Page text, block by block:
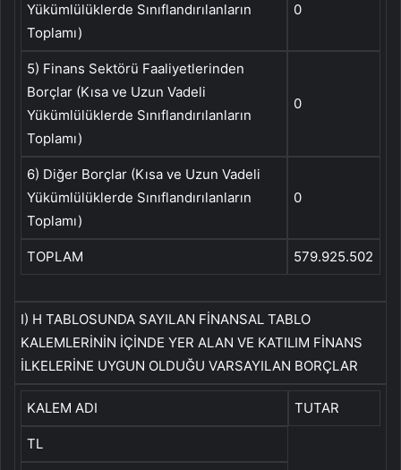
Yükümlülüklerde Sınıflandırılanların
Toplamı)
0
5) Finans Sektörü Faaliyetlerinden
Borçlar (Kısa ve Uzun Vadeli
Yükümlülüklerde Sınıflandırılanların
Toplamı)
0
6) Diğer Borçlar (Kısa ve Uzun Vadeli
Yükümlülüklerde Sınıflandırılanların
Toplamı)
0
TOPLAM 579.925.502
I) H TABLOSUNDA SAYILAN FİNANSAL TABLO
KALEMLERİNİN İÇİNDE YER ALAN VE KATILIM FİNANS
İLKELERİNE UYGUN OLDUĞU VARSAYILAN BORÇLAR
KALEM ADI TUTAR
TL